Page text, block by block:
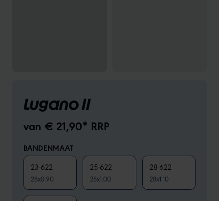
Lugano II
van € 21,90* RRP
BANDENMAAT
23-622
28x0.90
25-622
28x1.00
28-622
28x1.10